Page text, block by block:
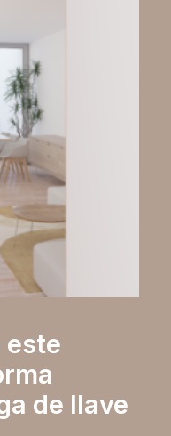
este
de llave